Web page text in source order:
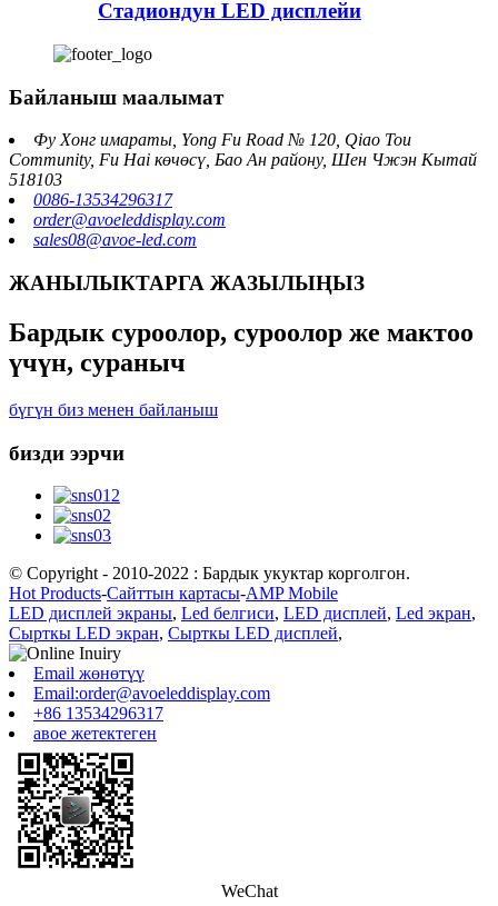
Стадиондун LED дисплейи
Байланыш маалымат
Фу Хонг имараты, Yong Fu Road № 120, Qiao Tou
Community, Fu Hai көчөсү, Бао Ан району, Шен Чжэн Кытай
518103
0086-13534296317
order@avoeleddisplay.com
sales08@avoe-led.com
ЖАНЫЛЫКТАРГА ЖАЗЫЛЫҢЫЗ
Бардык суроолор, суроолор же мактоо
үчүн, сураныч
бүгүн биз менен байланыш
бизди ээрчи
© Copyright - 2010-2022 : Бардык укуктар корголгон.
Hot Products-Сайттын картасы-AMP Mobile
LED дисплей экраны, Led белгиси, LED дисплей, Led экран,
Сырткы LED экран, Сырткы LED дисплей,
Email жөнөтүү
Email:order@avoeleddisplay.com
+86 13534296317
авое жетектеген
WeChat